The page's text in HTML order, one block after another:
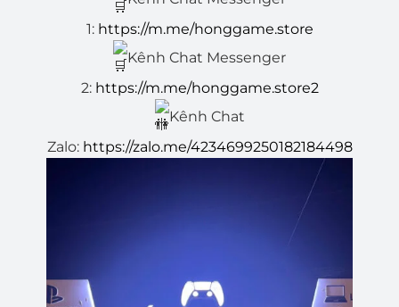
1: https://m.me/honggame.store
Kênh Chat Messenger
2: https://m.me/honggame.store2
Kênh Chat
Zalo: https://zalo.me/4234699250182184498